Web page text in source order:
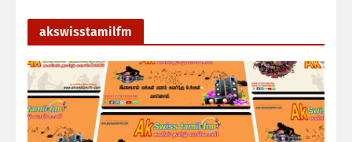
akswisstamilfm